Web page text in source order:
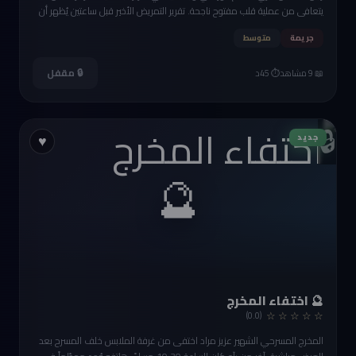
يتعافى من عملية قلب مفتوح ناجحة. تقرير التمريض الأخير قبل ساعتين يُظهر أن
المحلول الوريدي — جرعة قاتلة توقف القلب. أربعة أشخاص فقط دخلوا غرفته
جريمة متوسط
📖 9 مشاهد ⏱️ 45د 🔒 مقفل
جديد🔒
♥
🔮
🔮 اختفاء المخرج
☆ ☆ ☆ ☆ ☆
(0.0)
المخرج المسرحي الشهير عزيز مراد اختفى من غرفة الملابس خلف المسرح بعد